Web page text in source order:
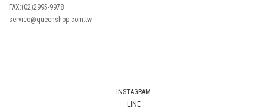
FAX:(02)2995-9978
service@queenshop.com.tw
INSTAGRAM
LINE